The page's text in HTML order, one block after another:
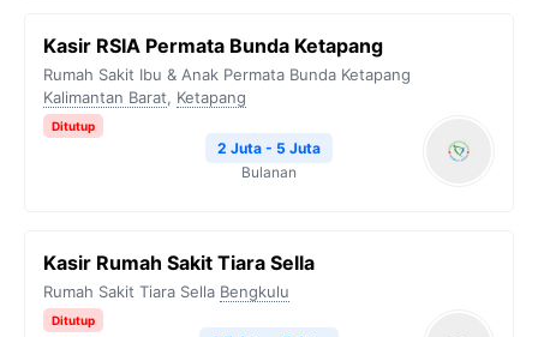
Kasir RSIA Permata Bunda Ketapang
Rumah Sakit Ibu & Anak Permata Bunda Ketapang
Kalimantan Barat, Ketapang
Ditutup
2 Juta - 5 Juta
Bulanan
Kasir Rumah Sakit Tiara Sella
Rumah Sakit Tiara Sella Bengkulu
Ditutup